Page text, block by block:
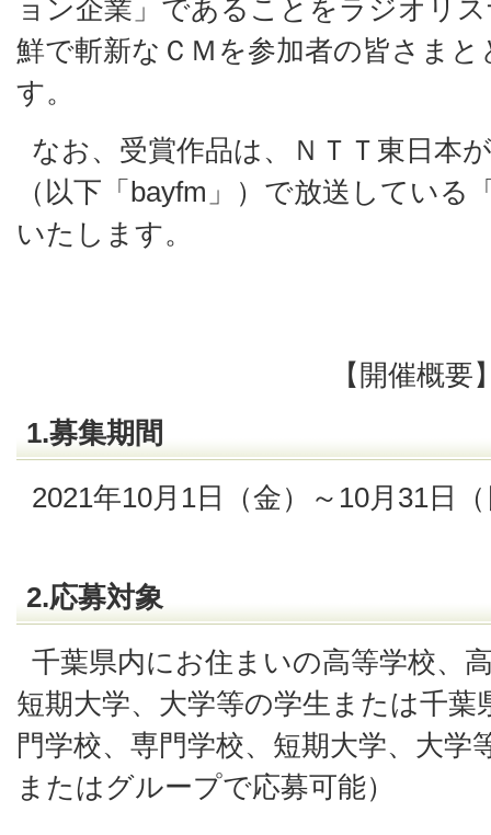
ョン企業」であることをラジオリ
鮮で斬新なＣＭを参加者の皆さま
す。
なお、受賞作品は、ＮＴＴ東日本
（以下「bayfm」）で放送している
いたします。
【開催概要
1.募集期間
2021年10月1日（金）～10月31日
2.応募対象
千葉県内にお住まいの高等学校、
短期大学、大学等の学生または千葉
門学校、専門学校、短期大学、大学
またはグループで応募可能）